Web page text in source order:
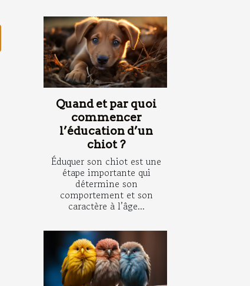
Quand et par quoi
commencer
l’éducation d’un
chiot ?
Éduquer son chiot est une
étape importante qui
détermine son
comportement et son
caractère à l’âge...